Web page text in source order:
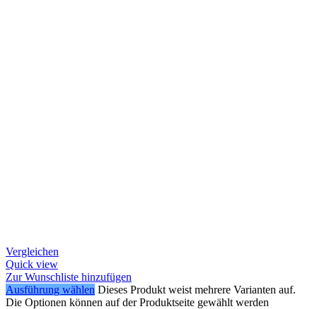
Vergleichen
Quick view
Zur Wunschliste hinzufügen
Ausführung wählen Dieses Produkt weist mehrere Varianten auf.
Die Optionen können auf der Produktseite gewählt werden